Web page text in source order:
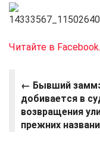
Читайте в
← Бывший
добивается в
возвращения
прежних